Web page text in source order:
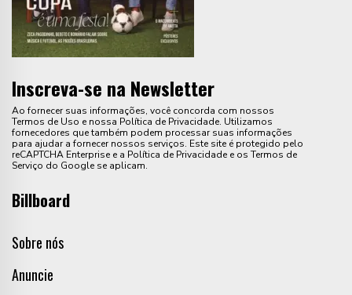
Inscreva-se na Newsletter
Ao fornecer suas informações, você concorda com nossos
Termos de Uso e nossa Política de Privacidade. Utilizamos
fornecedores que também podem processar suas informações
para ajudar a fornecer nossos serviços. Este site é protegido pelo
reCAPTCHA Enterprise e a Política de Privacidade e os Termos de
Serviço do Google se aplicam.
Billboard
Sobre nós
Anuncie